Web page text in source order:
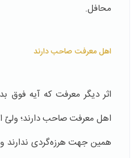
محافل.
اهل معرفت صاحب دارند
اثر دیگر معرفت که آیه فوق
اهل معرفت صاحب دارند؛
همین جهت هرزه‌گردی ندارند